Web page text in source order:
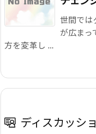
世間では
が広まっ
方を変革し ...
ディスカッシ